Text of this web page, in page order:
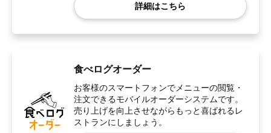
詳細はこちら
食べログオーダー
お客様のスマートフォンでメニューの閲覧・
注文できるモバイルオーダーシステムです。
売り上げを向上させながらもっと喜ばれるレ
ストランにしましょう。